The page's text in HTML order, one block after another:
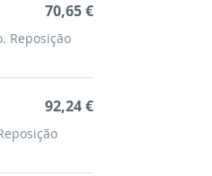
Reposição
70,65 €
92,24 €